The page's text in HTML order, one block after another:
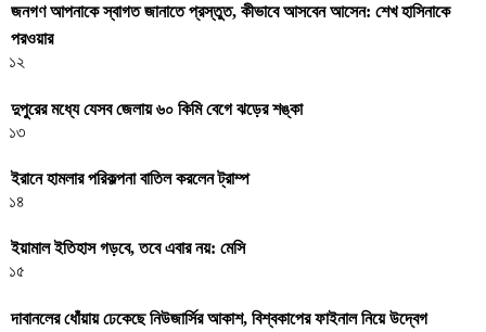
জনগণ আপনাকে স্বাগত জানাতে প্রস্তুত, কীভাবে আসবেন আসেন: শেখ হাসিনাকে
পরওয়ার
১২
দুপুরের মধ্যে যেসব জেলায় ৬০ কিমি বেগে ঝড়ের শঙ্কা
১৩
ইরানে হামলার পরিকল্পনা বাতিল করলেন ট্রাম্প
১৪
ইয়ামাল ইতিহাস গড়বে, তবে এবার নয়: মেসি
১৫
দাবানলের ধোঁয়ায় ঢেকেছে নিউজার্সির আকাশ, বিশ্বকাপের ফাইনাল নিয়ে উদ্বেগ